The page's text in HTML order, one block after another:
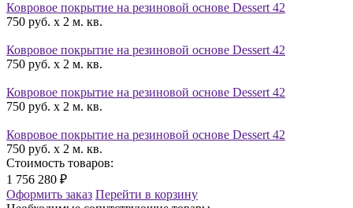
Ковровое покрытие на резиновой основе Dessert 42
750 руб. x 2 м. кв.
Ковровое покрытие на резиновой основе Dessert 42
750 руб. x 2 м. кв.
Ковровое покрытие на резиновой основе Dessert 42
750 руб. x 2 м. кв.
Ковровое покрытие на резиновой основе Dessert 42
750 руб. x 2 м. кв.
Стоимость товаров:
1 756 280 ₽
Оформить заказ Перейти в корзину